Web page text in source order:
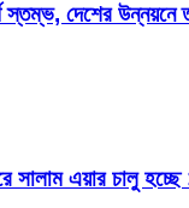
স্তম্ভ, দেশের
সালাম এয়ার চালু